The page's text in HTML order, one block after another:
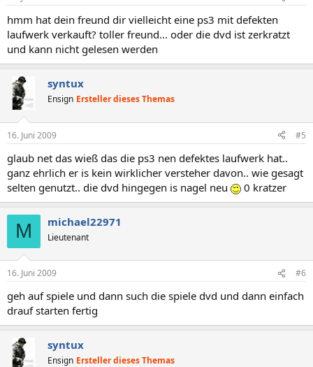
hmm hat dein freund dir vielleicht eine ps3 mit defekten
laufwerk verkauft? toller freund... oder die dvd ist zerkratzt
und kann nicht gelesen werden
syntux
Ensign Ersteller dieses Themas
16. Juni 2009 #5
glaub net das wieß das die ps3 nen defektes laufwerk hat..
ganz ehrlich er is kein wirklicher versteher davon.. wie gesagt
selten genutzt.. die dvd hingegen is nagel neu
0 kratzer
M michael22971
Lieutenant
16. Juni 2009 #6
geh auf spiele und dann such die spiele dvd und dann einfach
drauf starten fertig
syntux
Ensign Ersteller dieses Themas